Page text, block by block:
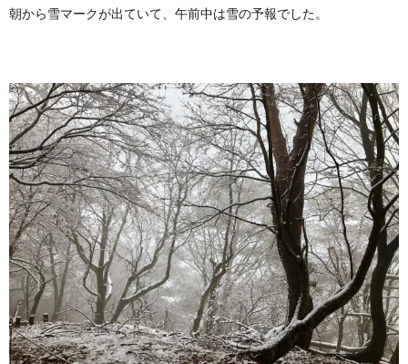
朝から雪マークが出ていて、午前中は雪の予報でした。